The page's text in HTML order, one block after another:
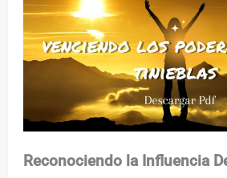
Reconociendo la Influencia